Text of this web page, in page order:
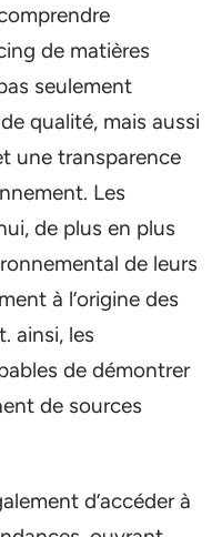
de matières
seulement
qualité, mais aussi
une transparence
Les
de plus en plus
de leurs
à l’origine des
ainsi, les
de démontrer
de sources
d’accéder à